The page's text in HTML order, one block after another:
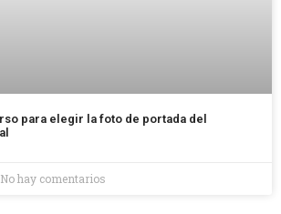
para elegir la foto de portada del
No hay comentarios